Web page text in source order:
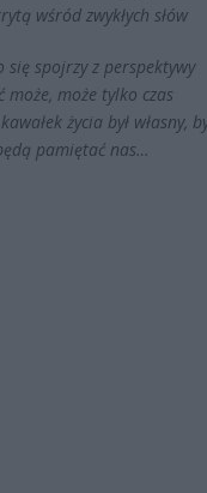
wśród zwykłych słów
się spojrzy z perspektywy
może, może tylko czas
życia był własny,
pamiętać nas…